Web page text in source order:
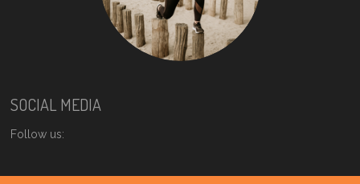
SOCIAL MEDIA
Follow us: